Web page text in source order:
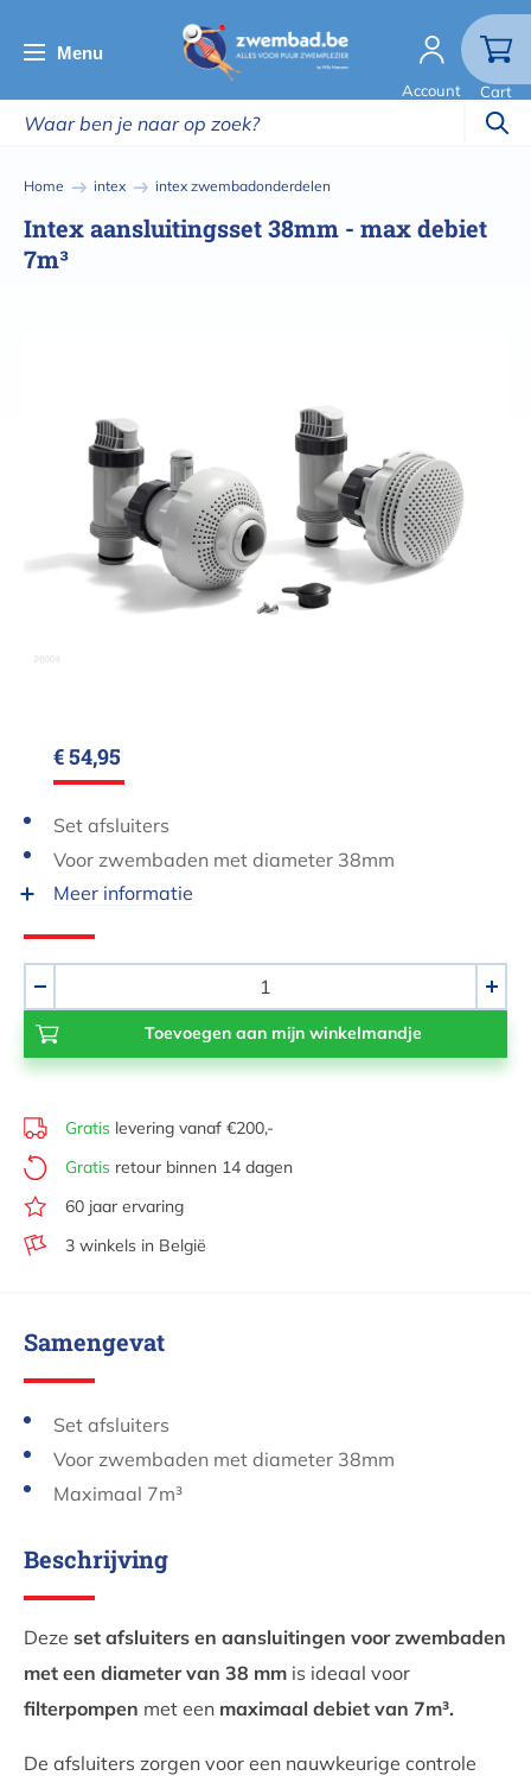
en
de
inhoud
Menu
Account Cart
Kruimelpad
Home intex intex zwembadonderdelen
Intex aansluitingsset 38mm - max debiet
7m³
€ 54,95
Set afsluiters
Voor zwembaden met diameter 38mm
Meer informatie
+
Gratis levering vanaf €200,-
Gratis retour binnen 14 dagen
60 jaar ervaring
3 winkels in België
Samengevat
Set afsluiters
Voor zwembaden met diameter 38mm
Maximaal 7m³
Beschrijving
Deze set afsluiters en aansluitingen voor zwembaden
met een diameter van 38 mm is ideaal voor
filterpompen met een maximaal debiet van 7m³.
De afsluiters zorgen voor een nauwkeurige controle